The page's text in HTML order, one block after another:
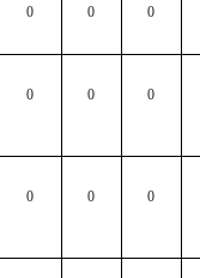
0 0 0
0 0 0
0 0 0